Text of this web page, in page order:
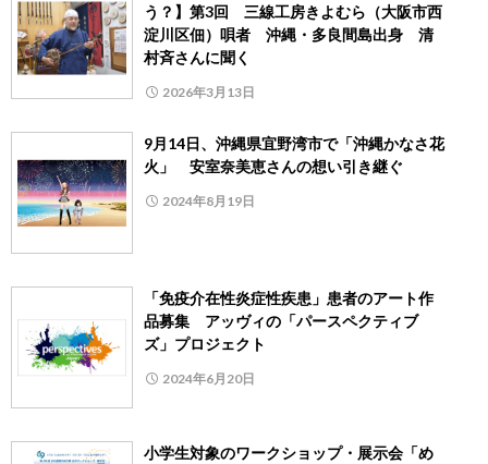
う？】第3回 三線工房きよむら（大阪市西
淀川区佃）唄者 沖縄・多良間島出身 清
村斉さんに聞く
2026年3月13日
9月14日、沖縄県宜野湾市で「沖縄かなさ花
火」 安室奈美恵さんの想い引き継ぐ
2024年8月19日
「免疫介在性炎症性疾患」患者のアート作
品募集 アッヴィの「パースペクティブ
ズ」プロジェクト
2024年6月20日
小学生対象のワークショップ・展示会「め